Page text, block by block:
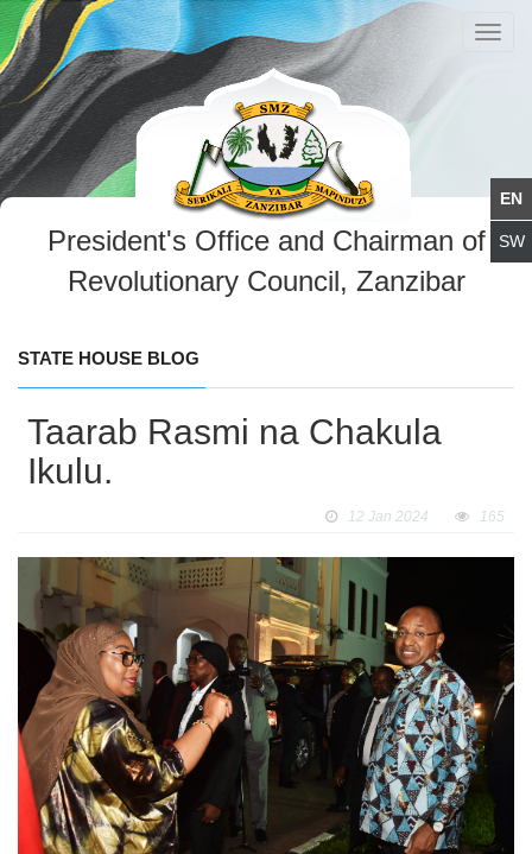
President's Office and Chairman of
Revolutionary Council, Zanzibar
STATE HOUSE BLOG
Taarab Rasmi na Chakula
Ikulu.
12 Jan 2024 165